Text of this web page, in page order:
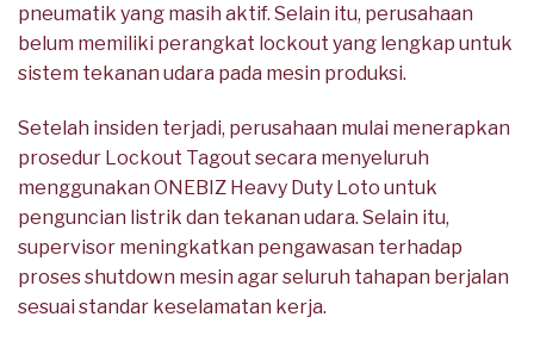
pneumatik yang masih aktif. Selain itu, perusahaan
belum memiliki perangkat lockout yang lengkap untuk
sistem tekanan udara pada mesin produksi.
Setelah insiden terjadi, perusahaan mulai menerapkan
prosedur Lockout Tagout secara menyeluruh
menggunakan ONEBIZ Heavy Duty Loto untuk
penguncian listrik dan tekanan udara. Selain itu,
supervisor meningkatkan pengawasan terhadap
proses shutdown mesin agar seluruh tahapan berjalan
sesuai standar keselamatan kerja.